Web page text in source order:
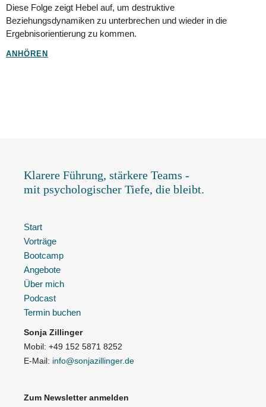
Diese Folge zeigt Hebel auf, um destruktive
Beziehungsdynamiken zu unterbrechen und wieder in die
Ergebnisorientierung zu kommen.
ANHÖREN
Klarere Führung, stärkere Teams -
mit psychologischer Tiefe, die bleibt.
Start
Vorträge
Bootcamp
Angebote
Über mich
Podcast
Termin buchen
Sonja Zillinger
Mobil: +49 152 5871 8252
E-Mail: info@sonjazillinger.de
Zum Newsletter anmelden